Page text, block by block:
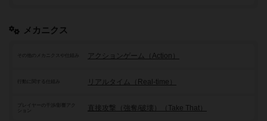
メカニクス
その他のメカニクスや仕組み アクションゲーム（Action）
行動に関する仕組み リアルタイム（Real-time）
プレイヤーの干渉/影響アク
直接攻撃（強奪/破壊）（Take That）